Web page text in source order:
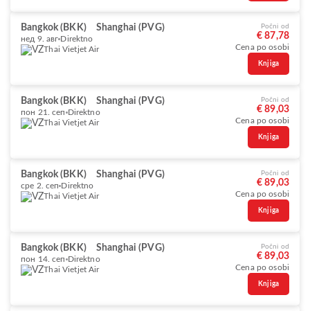
Bangkok (BKK) Shanghai (PVG)
нед 9. авг Direktno
Thai Vietjet Air
Počni od
€ 87,78
Cena po osobi
Knjiga
Bangkok (BKK) Shanghai (PVG)
пон 21. сеп Direktno
Thai Vietjet Air
Počni od
€ 89,03
Cena po osobi
Knjiga
Bangkok (BKK) Shanghai (PVG)
сре 2. сеп Direktno
Thai Vietjet Air
Počni od
€ 89,03
Cena po osobi
Knjiga
Bangkok (BKK) Shanghai (PVG)
пон 14. сеп Direktno
Thai Vietjet Air
Počni od
€ 89,03
Cena po osobi
Knjiga